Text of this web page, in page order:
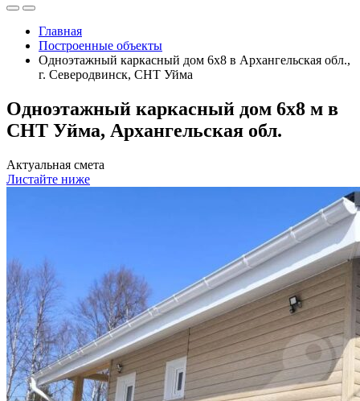
Главная
Построенные объекты
Одноэтажный каркасный дом 6х8 в Архангельская обл.,
г. Северодвинск, СНТ Уйма
Одноэтажный каркасный дом 6х8 м в
СНТ Уйма, Архангельская обл.
Актуальная смета
Листайте ниже